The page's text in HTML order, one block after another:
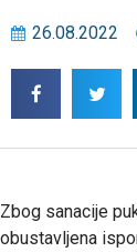
26.08.2022
Zbog sanacije
obustavljena